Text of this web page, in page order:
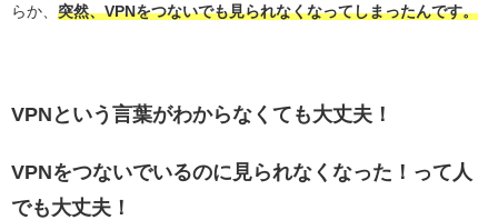
らか、 突然、VPNをつないでも見られなくなってしまったんです。
VPNという言葉がわからなくても大丈夫！
VPNをつないでいるのに見られなくなった！って人
でも大丈夫！